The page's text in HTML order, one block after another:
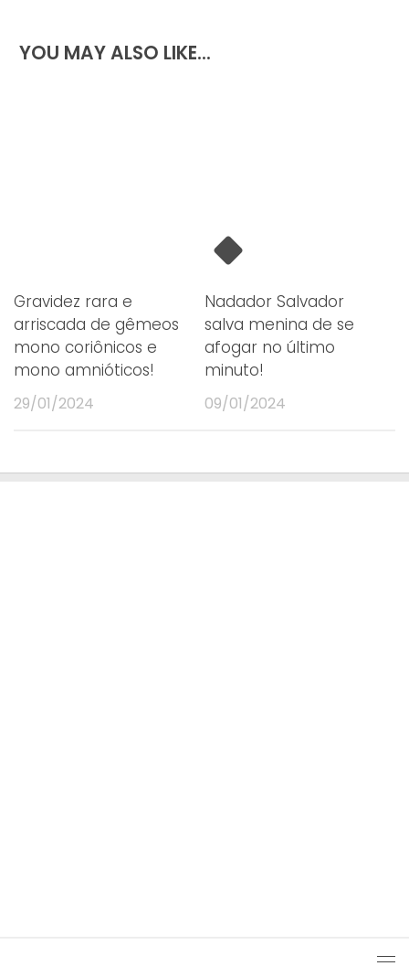
YOU MAY ALSO LIKE...
Gravidez rara e
arriscada de gêmeos
mono coriônicos e
mono amnióticos!
29/01/2024
Nadador Salvador
salva menina de se
afogar no último
minuto!
09/01/2024